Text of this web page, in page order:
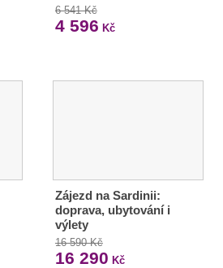
6 541 Kč
4 596 Kč
Zájezd na Sardinii:
doprava, ubytování i
výlety
16 590 Kč
16 290 Kč